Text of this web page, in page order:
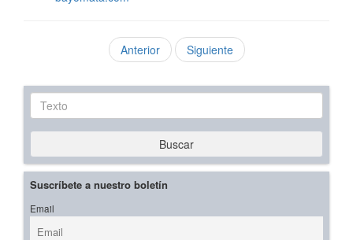
Anterior Siguiente
Texto
Buscar
Suscríbete a nuestro boletín
Email